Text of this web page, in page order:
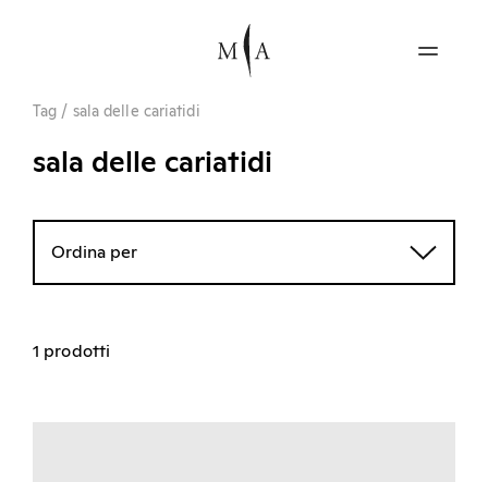
Tag / sala delle cariatidi
sala delle cariatidi
Ordina per
1 prodotti